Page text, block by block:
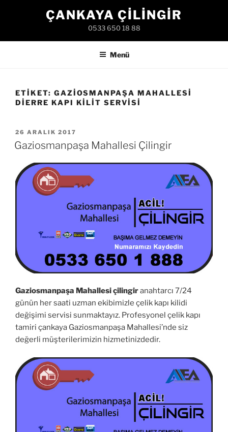
ÇANKAYA ÇILINGIR
0533 650 18 88
Menü
ETIKET: GAZIOSMANPAŞA MAHALLESI
DIERRE KAPI KILIT SERVISI
YAYIM
TARIHI
26 ARALIK 2017
Gaziosmanpaşa Mahallesi Çilingir
Gaziosmanpaşa Mahallesi çilingiranahtarcı 7/24
günün her saati uzman ekibimizle çelik kapı kilidi
değişimi servisi sunmaktayız. Profesyonel çelik kapı
tamiri çankaya Gaziosmanpaşa Mahallesi’nde siz
değerli müşterilerimizin hizmetinizdedir.